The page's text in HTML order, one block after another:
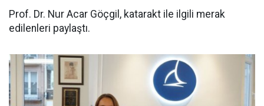
Prof. Dr. Nur Acar Göçgil, katarakt ile ilgili merak
edilenleri paylaştı.